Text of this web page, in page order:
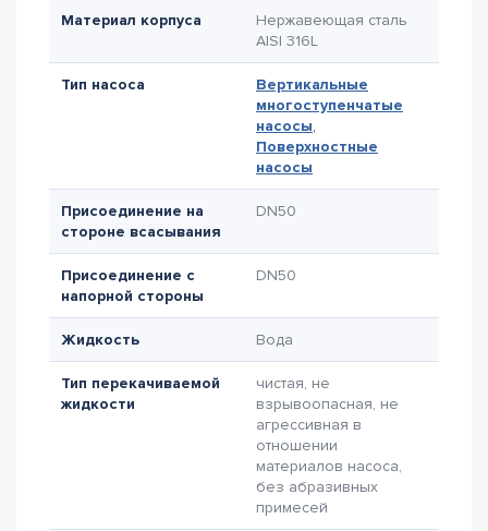
Материал корпуса
Нержавеющая сталь
AISI 316L
Тип насоса
Вертикальные
многоступенчатые
насосы,
Поверхностные
насосы
Присоединение на
стороне всасывания
DN50
Присоединение с
напорной стороны
DN50
Жидкость Вода
Тип перекачиваемой
жидкости
чистая, не
взрывоопасная, не
агрессивная в
отношении
материалов насоса,
без абразивных
примесей